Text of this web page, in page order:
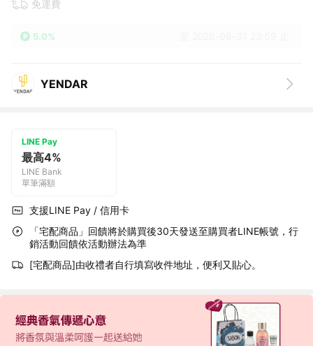
免運費
5.0%
YENDAR
LINE Pay
最高4%
LINE Bank
單筆滿額
支援LINE Pay / 信用卡
「宅配商品」回饋將於購買後30天發送至購買者LINE帳號，行
銷活動回饋依活動辦法為準
[宅配商品]由收禮者自行填寫收件地址，便利又貼心。